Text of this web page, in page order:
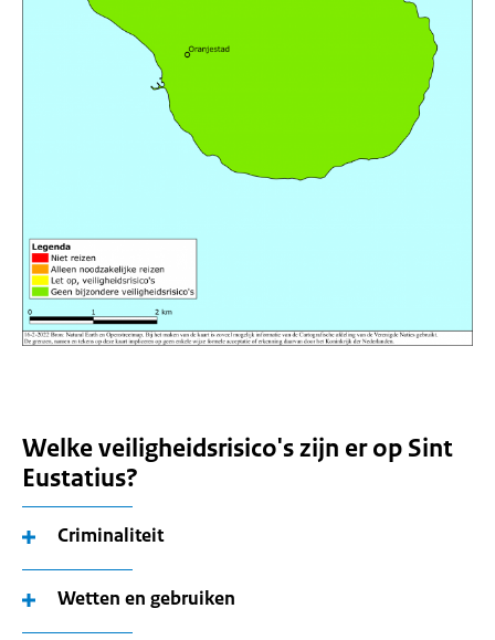
Welke veiligheidsrisico's zijn er op Sint
Eustatius?
Criminaliteit
Wetten en gebruiken